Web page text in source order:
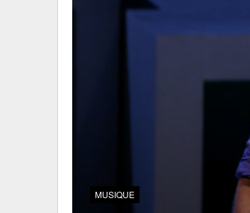
MUSIQUE